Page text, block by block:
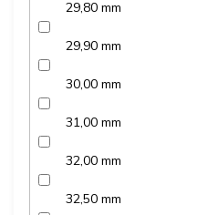
29,80 mm
29,90 mm
30,00 mm
31,00 mm
32,00 mm
32,50 mm